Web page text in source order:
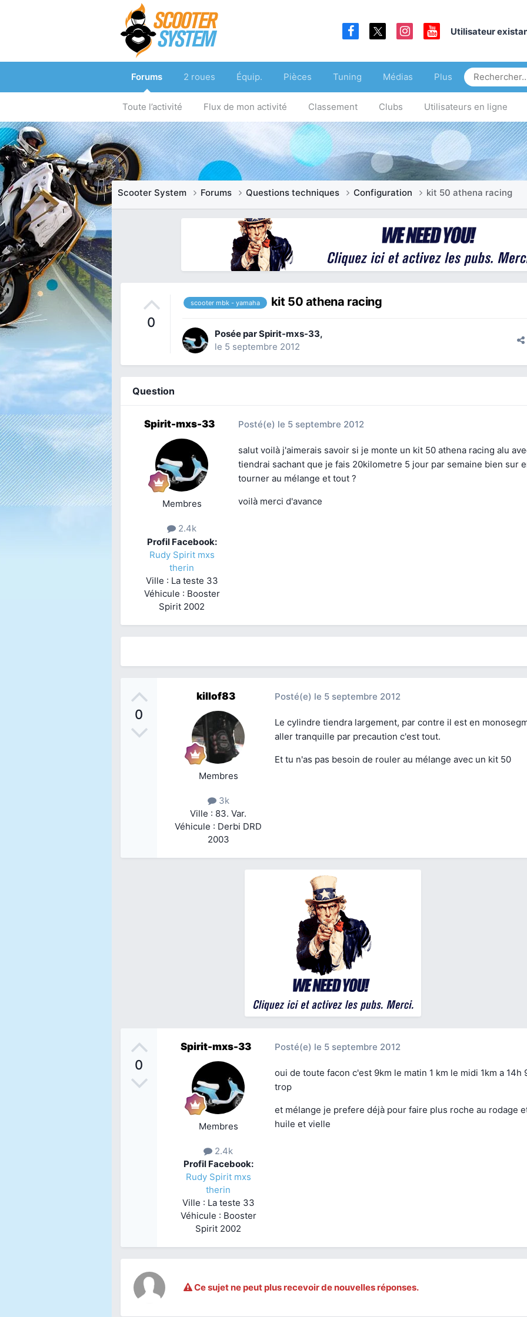
Utilisateur
Forums
Toute l’activité Flux de mon activité Classement Clubs Utilisateurs en ligne
2 roues Équip. Pièces Tuning Médias Plus
Scooter System Forums Questions techniques Configuration kit 50 athena racing
0
scooter mbk - yamaha kit 50 athena racing
Posée parSpirit-mxs-33,
le 5 septembre 2012
Question
Spirit-mxs-33
Membres
2.4k
Profil Facebook:
Rudy Spirit mxs
therin
Ville : La teste 33
Véhicule : Booster
Spirit 2002
Posté(e) le 5 septembre 2012
salut voilà j'aimerais savoir si je monte un kit 50 athena racing alu
tiendrai sachant que je fais 20kilometre 5 jour par semaine bien sur
tourner au mélange et tout ?
voilà merci d'avance
0
killof83
Membres
3k
Ville : 83. Var.
Véhicule : Derbi DRD
2003
Posté(e) le 5 septembre 2012
Le cylindre tiendra largement, par contre il est en
aller tranquille par precaution c'est tout.
Et tu n'as pas besoin de rouler au mélange avec un kit 50
0
Spirit-mxs-33
Membres
2.4k
Profil Facebook:
Rudy Spirit mxs
therin
Ville : La teste 33
Véhicule : Booster
Spirit 2002
Posté(e) le 5 septembre 2012
oui de toute facon c'est 9km le matin 1 km le midi 1km a 14h
trop
et mélange je prefere déjà pour faire plus roche au rodage
huile et vielle
Ce sujet ne peut plus recevoir de nouvelles réponses.